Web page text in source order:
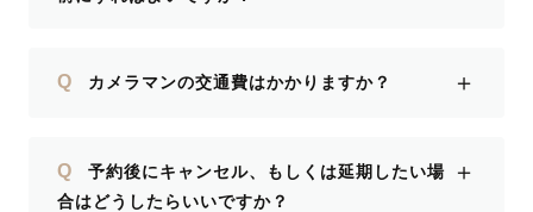
Q カメラマンの交通費はかかりますか？ ＋
Q
予約後にキャンセル、もしくは延期したい場
合はどうしたらいいですか？
＋